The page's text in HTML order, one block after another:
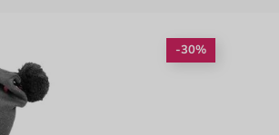
-30%